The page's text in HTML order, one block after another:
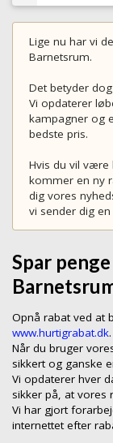
Lige nu har vi
Barnetsrum.
Det betyder
Vi opdaterer
kampagner og
bedste pris.
Hvis du vil være
kommer en ny
dig vores
vi sender dig
Spar
Opnå rabat ved at
www.hurtigrabat.dk.
Når du bruger
sikkert og ganske
Vi opdaterer hver
sikker på, at vores
Vi har gjort
internettet efter